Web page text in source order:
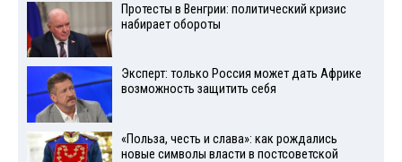
Протесты в Венгрии: политический кризис
набирает обороты
Эксперт: только Россия может дать Африке
возможность защитить себя
«Польза, честь и слава»: как рождались
новые символы власти в постсоветской